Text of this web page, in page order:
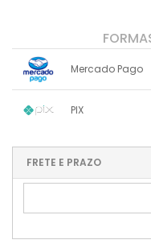
Mercado Pago
PIX
...
FRETE E PRAZO